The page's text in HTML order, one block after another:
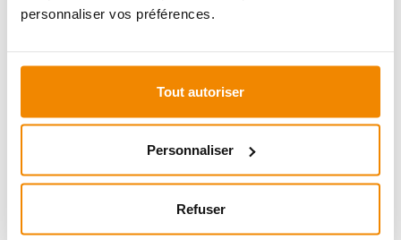
personnaliser vos préférences.
Tout autoriser
Personnaliser
Refuser
et de cheminées: